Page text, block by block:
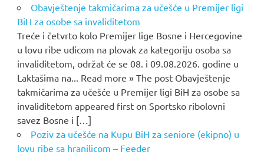
Obavještenje takmičarima za učešće u Premijer ligi
BiH za osobe sa invaliditetom
Treće i četvrto kolo Premijer lige Bosne i Hercegovine
u lovu ribe udicom na plovak za kategoriju osoba sa
invaliditetom, održat će se 08. i 09.08.2026. godine u
Laktašima na... Read more » The post Obavještenje
takmičarima za učešće u Premijer ligi BiH za osobe sa
invaliditetom appeared first on Sportsko ribolovni
savez Bosne i […]
Poziv za učešće na Kupu BiH za seniore (ekipno) u
lovu ribe sa hranilicom – Feeder